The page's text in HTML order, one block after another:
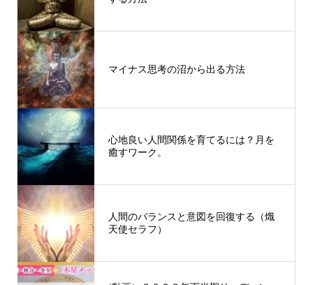
マイナス思考の沼から出る方法
心地良い人間関係を育てるには？月を
癒すワーク。
人間のバランスと意図を回復する（熾
天使セラフ）